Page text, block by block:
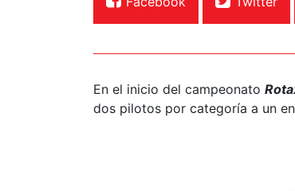
En el inicio del campeonato
dos pilotos por categoría a un